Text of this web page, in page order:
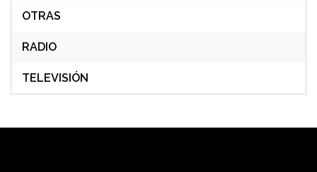
OTRAS
RADIO
TELEVISIÓN